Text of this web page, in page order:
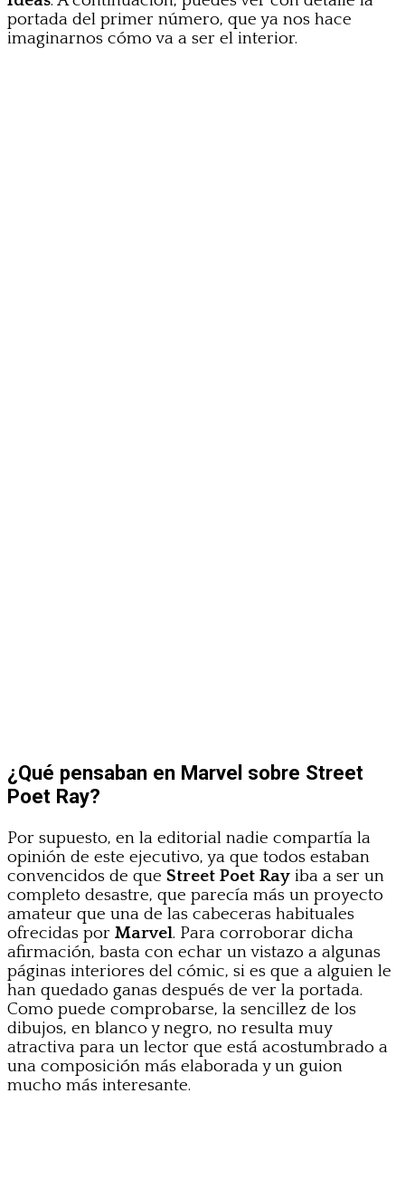
portada del primer número, que ya nos hace
imaginarnos cómo va a ser el interior.
¿Qué pensaban en Marvel sobre Street
Poet Ray?
Por supuesto, en la editorial nadie compartía la
opinión de este ejecutivo, ya que todos estaban
convencidos de que Street Poet Ray iba a ser un
completo desastre, que parecía más un proyecto
amateur que una de las cabeceras habituales
ofrecidas por Marvel. Para corroborar dicha
afirmación, basta con echar un vistazo a algunas
páginas interiores del cómic, si es que a alguien le
han quedado ganas después de ver la portada.
Como puede comprobarse, la sencillez de los
dibujos, en blanco y negro, no resulta muy
atractiva para un lector que está acostumbrado a
una composición más elaborada y un guion
mucho más interesante.